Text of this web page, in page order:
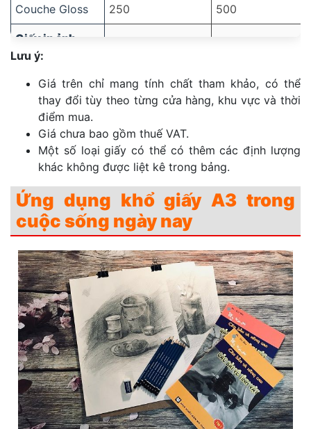
Couche Gloss 250 500
Giấy in ảnh
Ảnh 1 mặt bóng 135 100
Ảnh 2 mặt bóng 180
Ảnh 2 mặt bóng 230 50
Lưu ý:
Giá trên chỉ mang tính chất tham khảo, có thể
thay đổi tùy theo từng cửa hàng, khu vực và thời
điểm mua.
Giá chưa bao gồm thuế VAT.
Một số loại giấy có thể có thêm các định lượng
khác không được liệt kê trong bảng.
Ứng dụng khổ giấy A3 trong
cuộc sống ngày nay